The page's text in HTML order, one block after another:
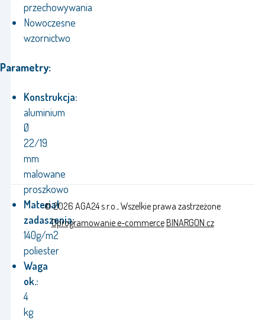
przechowywania
Nowoczesne
wzornictwo
Parametry:
Konstrukcja:
aluminium
Ø
22/19
mm
malowane
proszkowo
Materiał
zadaszenia:
140g/m2
poliester
Waga
ok.:
4
kg
© 2026 AGA24 s.r.o., Wszelkie prawa zastrzeżone
Oprogramowanie e-commerceBINARGON.cz